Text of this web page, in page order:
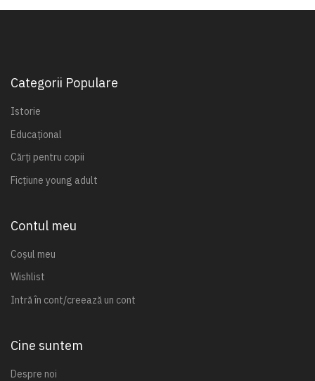
Categorii Populare
Istorie
Educațional
Cărți pentru copii
Ficțiune young adult
Contul meu
Coșul meu
Wishlist
Intră în cont/creează un cont
Cine suntem
Despre noi